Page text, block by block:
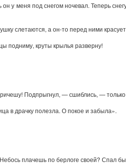
меня под снегом ночевал. Теперь
слетаются, а он-то перед ними
подниму, круты крылья разверну!
Подпрыгнул, — сшиблись, — только
в драчку полезла. О покое и забыла».
плачешь по берлоге своей? Спал